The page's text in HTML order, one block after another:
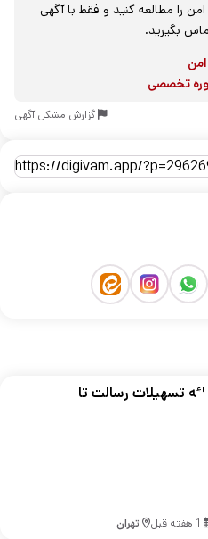
را مطالعه کنید و فقط با آگهی
بگیرید.
تخصصی
گزارش مشکل آگهی
تسهیلات رسالت تا
1 هفته قبل تهران